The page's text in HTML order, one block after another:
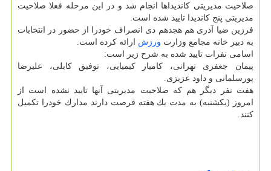
صلاحیت مدیریتی كاندیداها انجام شد و در این مرحله فعلا صلاحیت
مدیریتی پنج كاندیدا تایید شده است.
فرزین ضیا آذری هم هجدهم دی انصراف خودرا از حضور در انتخابات
به دبیر خانه مجامع وزارت ورزش ارائه كرده است.
اسامی نفرات تایید شده به شرح زیر است:
پیمان جعفری تهرانی، كامیار كیمیایی، توفیق كابلی، علیرضا
پورسلمانی و داود عزیزی.
هفت نفر دیگر هم كه صلاحیت مدیریتی آنها تایید نشده است از
امروز (یكشنبه) به مدت یك هفته فرصت دارند مدارك خودرا تكمیل
كنند.